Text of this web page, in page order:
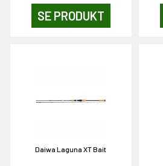
SE PRODUKT
Daiwa Laguna XT Bait